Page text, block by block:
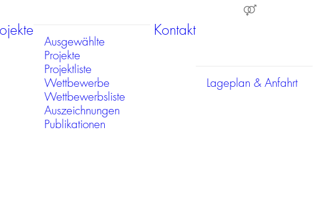
Ausgewählte
Projekte
Projektliste
Wettbewerbe
Wettbewerbsliste
Auszeichnungen
Publikationen
Kontakt
Lageplan & Anfahrt